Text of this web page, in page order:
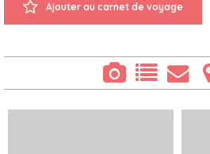
Ajouter au carnet de voyage